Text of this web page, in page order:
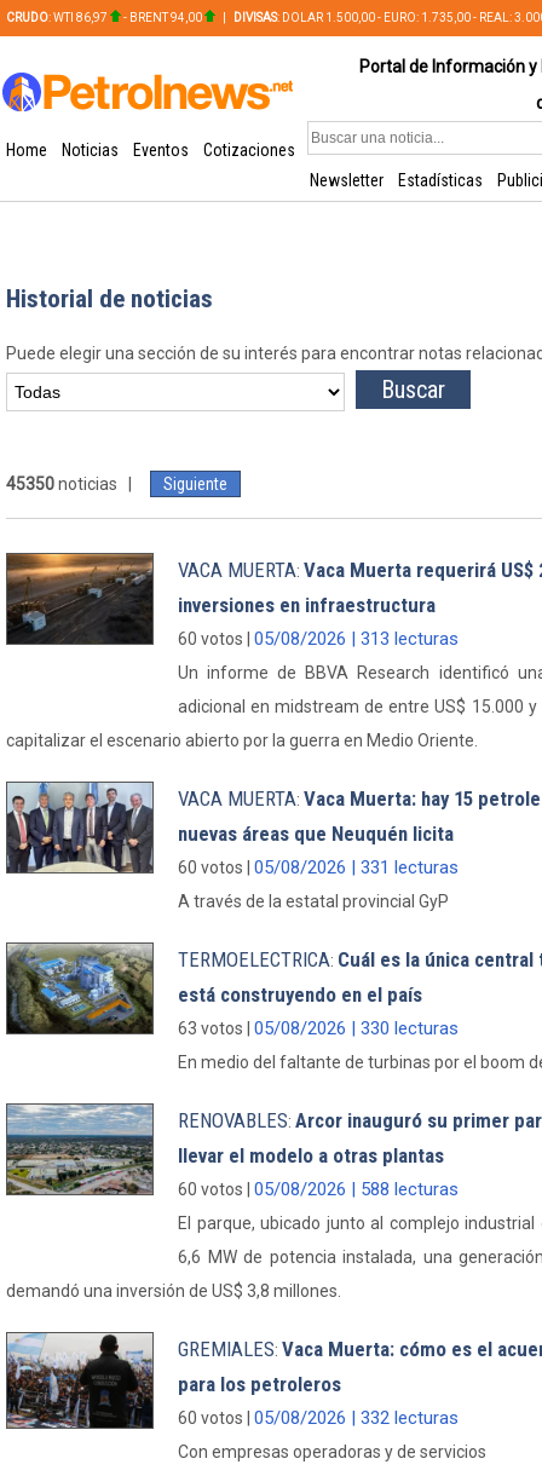
CRUDO: WTI 86,97 - BRENT 94,00 DIVISAS: DOLAR 1.500,00 - EURO: 1.735,00 - REAL:
Portal de Información
Home Noticias Eventos
Cotizaciones
Newsletter
Estadísticas
Historial de noticias
Puede elegir una sección de su interés para encontrar notas
45350noticias | Siguiente
VACA MUERTA: Vaca Muerta requerirá US$
inversiones en infraestructura
60 votos | 05/08/2026 | 313 lecturas
Un informe de BBVA Research identificó
adicional en midstream de entre US$ 15.000
capitalizar el escenario abierto por la guerra en Medio Oriente.
VACA MUERTA: Vaca Muerta: hay 15
nuevas áreas que Neuquén licita
60 votos | 05/08/2026 | 331 lecturas
A través de la estatal provincial GyP
TERMOELECTRICA: Cuál es la única
está construyendo en el país
63 votos | 05/08/2026 | 330 lecturas
En medio del faltante de turbinas por el boom
RENOVABLES: Arcor inauguró su primer
llevar el modelo a otras plantas
60 votos | 05/08/2026 | 588 lecturas
El parque, ubicado junto al complejo
6,6 MW de potencia instalada, una
demandó una inversión de US$ 3,8 millones.
GREMIALES: Vaca Muerta: cómo es el
para los petroleros
60 votos | 05/08/2026 | 332 lecturas
Con empresas operadoras y de servicios